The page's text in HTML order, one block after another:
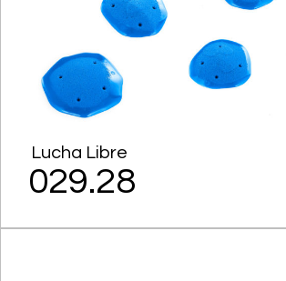
Lucha Libre
029.28